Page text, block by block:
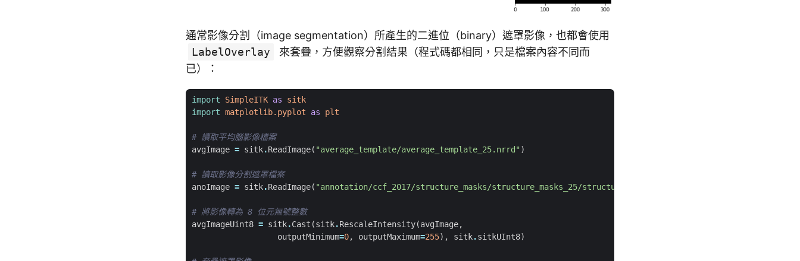
通常影像分割（image segmentation）所產生的二進位（binary）遮罩影像，也都會使用
LabelOverlay
來套疊，方便觀察分割結果（程式碼都相同，只是檔案內容不同而
已）：
import SimpleITK as
sitk
import matplotlib.pyplot as plt
# 讀取平均腦影像檔案
avgImage = sitk.ReadImage( "average_template/average_template_25.nrrd")
# 讀取影像分割遮罩檔案
anoImage = sitk.ReadImage( "annotation/ccf_2017/structure_masks/structure_masks_25/structure_477.nrrd"
# 將影像轉為 8 位元無號整數
avgImageUint8 = sitk.Cast (sitk.RescaleIntensity(avgImage,
outputMinimum=0, outputMaximum=255), sitk.sitkUInt8)